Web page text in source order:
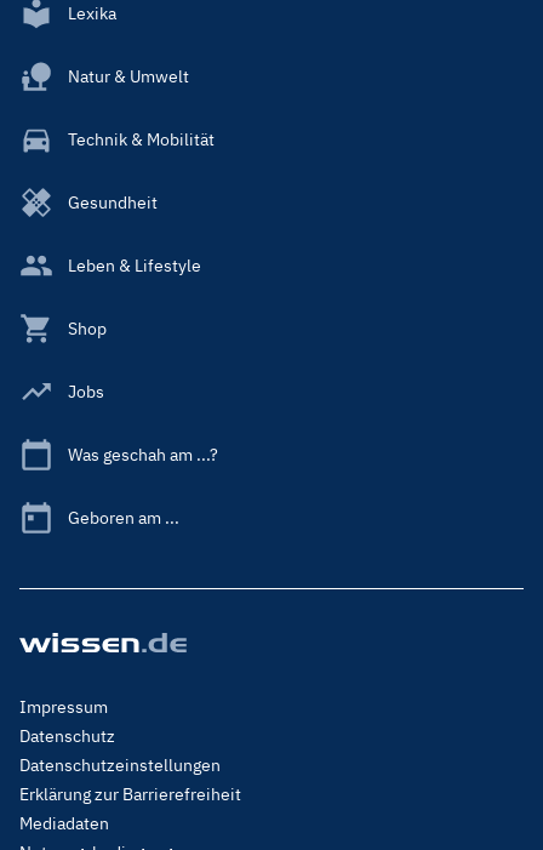
Lexika
Natur & Umwelt
Technik & Mobilität
Gesundheit
Leben & Lifestyle
Shop
Jobs
Was geschah am ...?
Geboren am ...
Footer
Menu
Legal
Impressum
Datenschutz
Datenschutzeinstellungen
Erklärung zur Barrierefreiheit
Mediadaten